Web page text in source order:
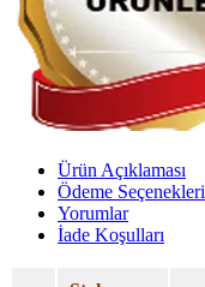
Ürün Açıklaması
Ödeme Seçenekleri
Yorumlar
İade Koşulları